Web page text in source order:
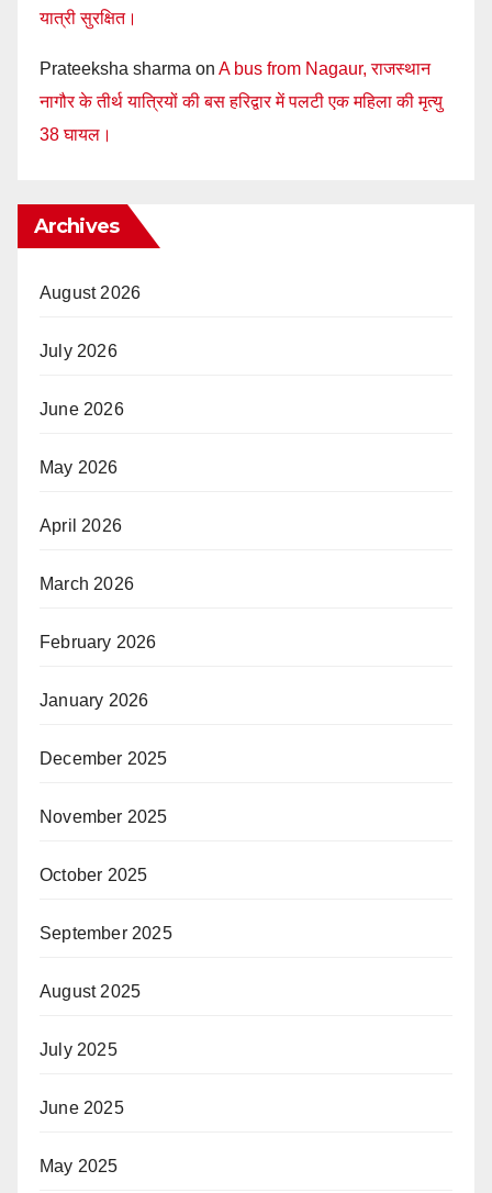
यात्री सुरक्षित।
Prateeksha sharma on A bus from Nagaur, राजस्थान
नागौर के तीर्थ यात्रियों की बस हरिद्वार में पलटी एक महिला की मृत्यु
38 घायल।
Archives
August 2026
July 2026
June 2026
May 2026
April 2026
March 2026
February 2026
January 2026
December 2025
November 2025
October 2025
September 2025
August 2025
July 2025
June 2025
May 2025